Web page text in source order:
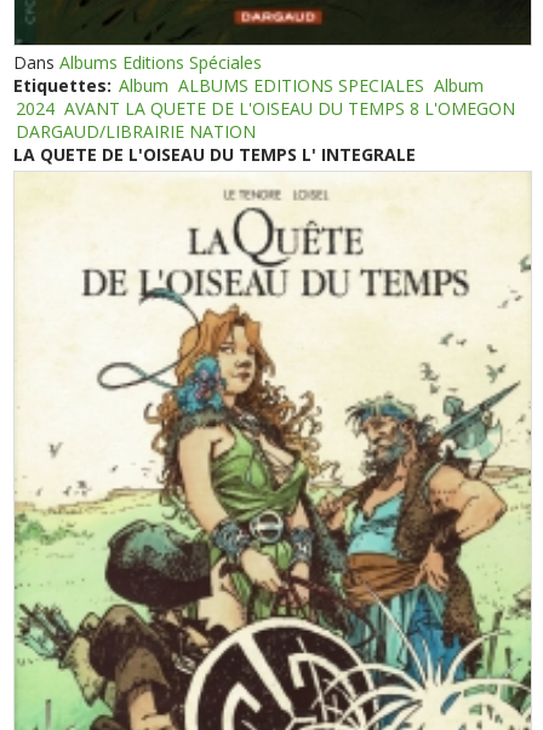
DansAlbums Editions Spéciales
Etiquettes: Album ALBUMS EDITIONS SPECIALES Album
2024 AVANT LA QUETE DE L'OISEAU DU TEMPS 8 L'OMEGON
DARGAUD/LIBRAIRIE NATION
LA QUETE DE L'OISEAU DU TEMPS L' INTEGRALE